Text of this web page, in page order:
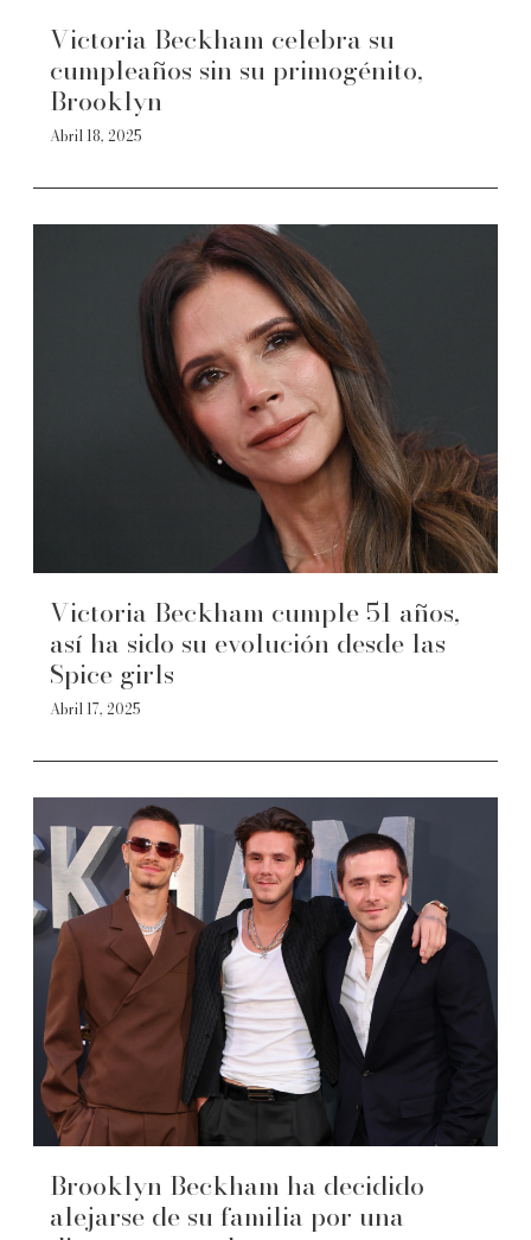
Victoria Beckham celebra su
cumpleaños sin su primogénito,
Brooklyn
Abril 18, 2025
Victoria Beckham cumple 51 años,
así ha sido su evolución desde las
Spice girls
Abril 17, 2025
Brooklyn Beckham ha decidido
alejarse de su familia por una